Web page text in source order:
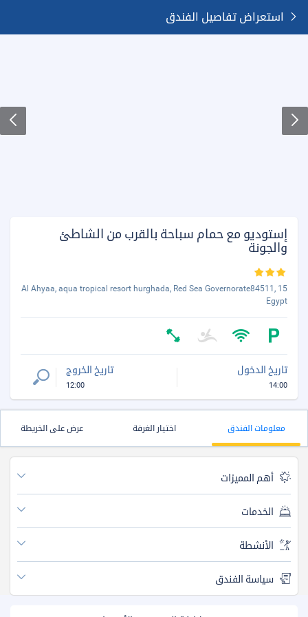
استعراض تفاصيل الفندق
إستوديو مع حمام سباحة بالقرب من الشاطئ
والجونة
15 Al Ahyaa, aqua tropical resort hurghada, Red Sea Governorate84511,
Egypt
تاريخ الدخول
14:00
تاريخ الخروج
12:00
معلومات الفندق اختيار الغرفة عرض على الخريطة
أهم المميزات
الخدمات
الأنشطة
سياسة الفندق